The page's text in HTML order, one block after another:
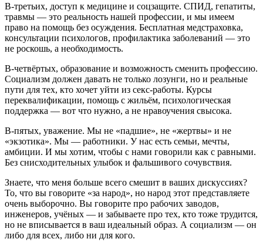
В‑третьих, доступ к медицине и соцзащите. СПИД, гепатиты,
травмы — это реальность нашей профессии, и мы имеем
право на помощь без осуждения. Бесплатная медстраховка,
консультации психологов, профилактика заболеваний — это
не роскошь, а необходимость.
В‑четвёртых, образование и возможность сменить профессию.
Социализм должен давать не только лозунги, но и реальные
пути для тех, кто хочет уйти из секс‑работы. Курсы
переквалификации, помощь с жильём, психологическая
поддержка — вот что нужно, а не нравоучения свысока.
В‑пятых, уважение. Мы не «падшие», не «жертвы» и не
«экзотика». Мы — работники. У нас есть семьи, мечты,
амбиции. И мы хотим, чтобы с нами говорили как с равными.
Без снисходительных улыбок и фальшивого сочувствия.
Знаете, что меня больше всего смешит в ваших дискуссиях?
То, что вы говорите «за народ», но народ этот представляете
очень выборочно. Вы говорите про рабочих заводов,
инженеров, учёных — и забываете про тех, кто тоже трудится,
но не вписывается в ваш идеальный образ. А социализм — он
либо для всех, либо ни для кого.